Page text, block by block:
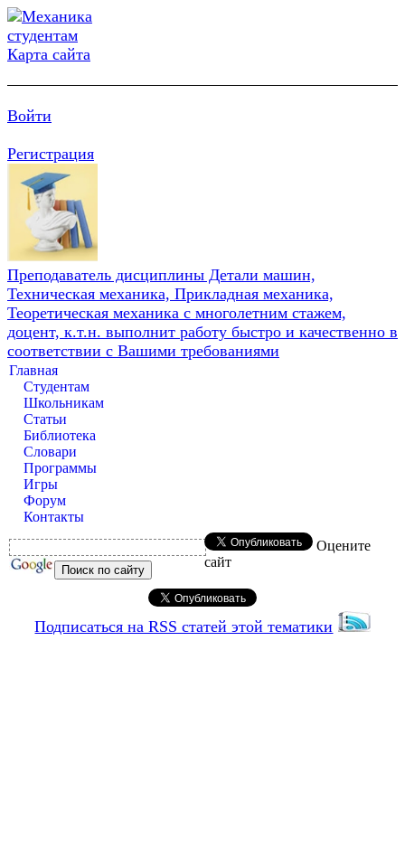
Карта сайта
Войти
Регистрация
Преподаватель дисциплины Детали машин,
Техническая механика, Прикладная механика,
Теоретическая механика с многолетним стажем,
доцент, к.т.н. выполнит работу быстро и качественно в
соответствии с Вашими требованиями
Главная
Студентам
Школьникам
Статьи
Библиотека
Словари
Программы
Игры
Форум
Контакты
Оцените
сайт
Подписаться на RSS статей этой тематики